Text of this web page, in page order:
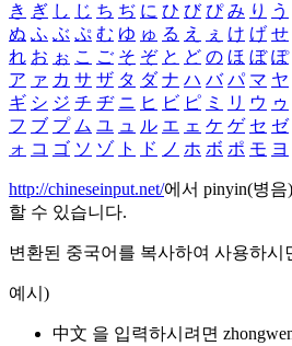
き ぎ し じ ち ぢ に ひ び ぴ み り う
ぬ ふ ぶ ぷ む ゆ ゅ る え ぇ け げ せ
れ お ぉ こ ご そ ぞ と ど の ほ ぼ ぽ
ア ァ カ サ ザ タ ダ ナ ハ バ パ マ ヤ
ギ シ ジ チ ヂ ニ ヒ ビ ピ ミ リ ウ ゥ
フ ブ プ ム ユ ュ ル エ ェ ケ ゲ セ ゼ
ォ コ ゴ ソ ゾ ト ド ノ ホ ボ ポ モ ヨ
http://chineseinput.net/에서 pinyin(병
할 수 있습니다.
변환된 중국어를 복사하여 사용하시
예시)
中文 을 입력하시려면